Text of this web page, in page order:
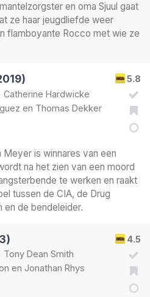
en oma Sjuul gaat
ze haar jeugdliefde weer
flamboyante Rocco met wie ze
5.8
Catherine Hardwicke
en Thomas Dekker
Meyer is winnares van een
na het zien van een moord
te werken en raakt
tussen de CIA, de Drug
en de bendeleider.
4.5
Tony Dean Smith
en Jonathan Rhys